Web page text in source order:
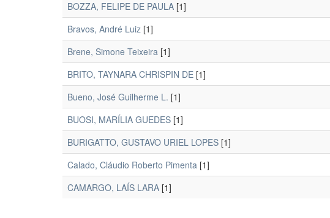
BOZZA, FELIPE DE PAULA [1]
Bravos, André Luiz [1]
Brene, Simone Teixeira [1]
BRITO, TAYNARA CHRISPIN DE [1]
Bueno, José Guilherme L. [1]
BUOSI, MARÍLIA GUEDES [1]
BURIGATTO, GUSTAVO URIEL LOPES [1]
Calado, Cláudio Roberto Pimenta [1]
CAMARGO, LAÍS LARA [1]